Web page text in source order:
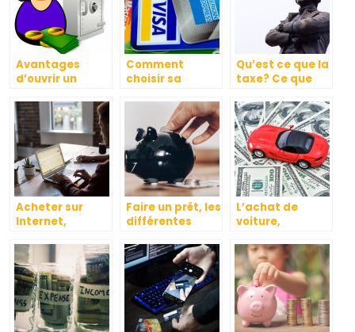
Avantages
d’ouvrir un
épargne à la
banque
Comment
choisir sa
Qu’est ce que la
taxe? Ce que
savoir
Acheter sur
Internet,
procéder ?
Faire un prêt, les
différentes
faire ?
L’achat de
voiture,
passe ?